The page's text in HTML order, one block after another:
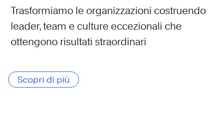
Trasformiamo le organizzazioni costruendo
leader, team e culture eccezionali che
ottengono risultati straordinari
Scopri di più